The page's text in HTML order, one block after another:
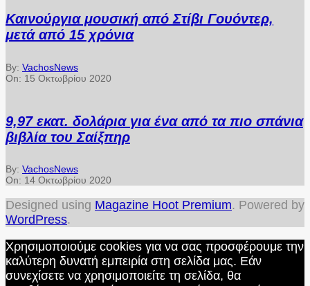
Καινούργια μουσική από Στίβι Γουόντερ,
μετά από 15 χρόνια
By: VachosNews
On: 15 Οκτωβρίου 2020
9,97 εκατ. δολάρια για ένα από τα πιο σπάνια
βιβλία του Σαίξπηρ
By: VachosNews
On: 14 Οκτωβρίου 2020
Designed using Magazine Hoot Premium. Powered by
WordPress.
Χρησιμοποιούμε cookies για να σας προσφέρουμε την
καλύτερη δυνατή εμπειρία στη σελίδα μας. Εάν
συνεχίσετε να χρησιμοποιείτε τη σελίδα, θα